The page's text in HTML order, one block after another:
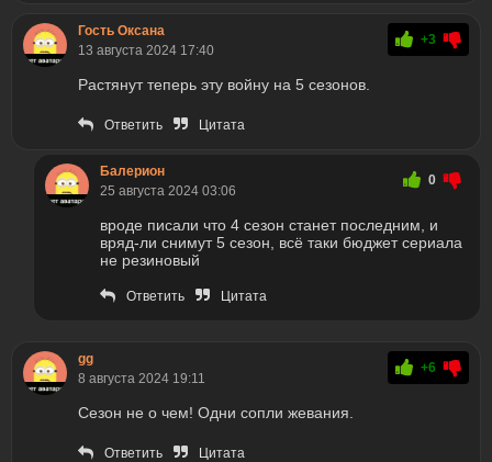
Гость Оксана
13 августа 2024 17:40
+3
Растянут теперь эту войну на 5 сезонов.
Ответить Цитата
Балерион
25 августа 2024 03:06
0
вроде писали что 4 сезон станет последним, и
вряд-ли снимут 5 сезон, всё таки бюджет сериала
не резиновый
Ответить Цитата
gg
8 августа 2024 19:11
+6
Сезон не о чем! Одни сопли жевания.
Ответить Цитата